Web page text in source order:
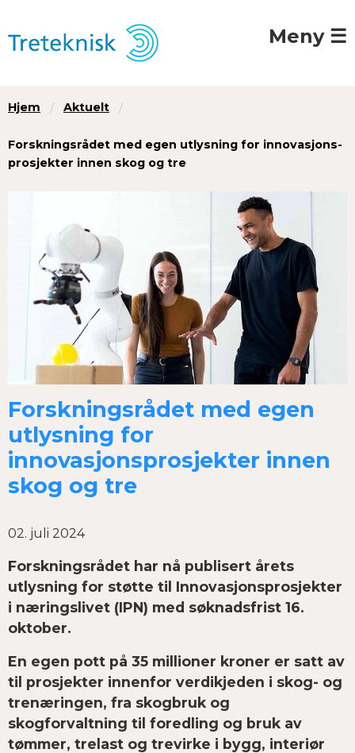
Meny ☰
Hjem Aktuelt
Forskningsrådet med egen utlysning for innovasjons-
prosjekter innen skog og tre
Forskningsrådet med egen
utlysning for
innovasjonsprosjekter innen
skog og tre
02. juli 2024
Forskningsrådet har nå publisert årets
utlysning for støtte til Innovasjonsprosjekter
i næringslivet (IPN) med søknadsfrist 16.
oktober.
En egen pott på 35 millioner kroner er satt av
til prosjekter innenfor verdikjeden i skog- og
trenæringen, fra skogbruk og
skogforvaltning til foredling og bruk av
tømmer, trelast og trevirke i bygg, interiør